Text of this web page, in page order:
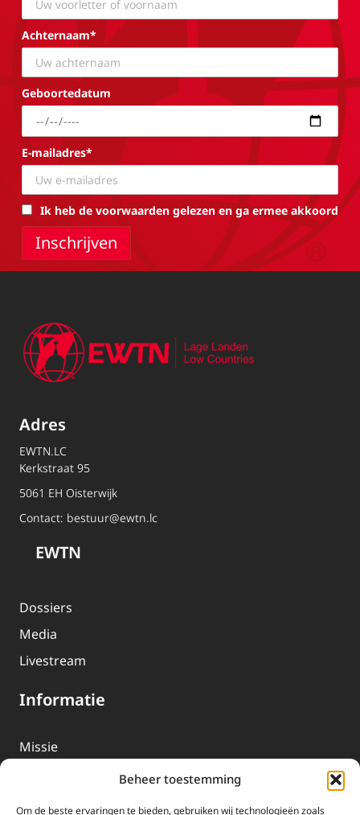
Beheer toestemming
Om de beste ervaringen te bieden, gebruiken wij technologieën zoals
Achternaam*
Geboortedatum
E-mailadres*
Ik heb de voorwaarden gelezen en ga ermee akkoord
Adres
EWTN.LC
Kerkstraat 95
5061 EH Oisterwijk
Contact: bestuur@ewtn.lc
EWTN
Dossiers
Media
Livestream
Informatie
Missie